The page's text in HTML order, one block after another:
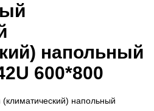
напольный
600*800
напольный